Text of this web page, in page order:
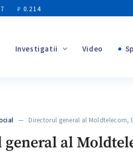
₽ 0.214
Investigatii Video
— Directorul general al Moldtelecom,
al